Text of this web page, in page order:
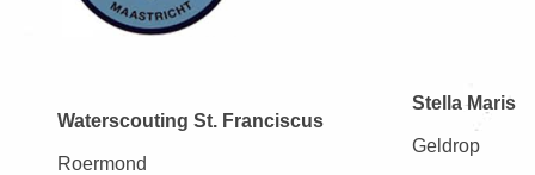
Waterscouting St. Franciscus
Roermond
Stella Maris
Geldrop